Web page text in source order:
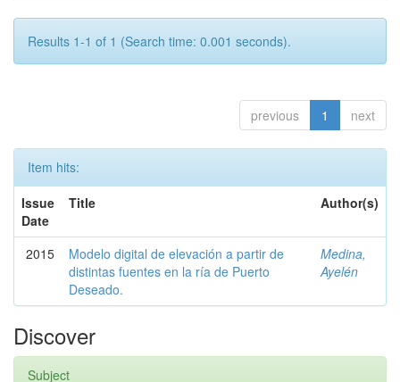
Results 1-1 of 1 (Search time: 0.001 seconds).
previous 1 next
Item hits:
Issue
Date
Title Author(s)
2015
Modelo digital de elevación a partir de
distintas fuentes en la ría de Puerto
Deseado.
Medina,
Ayelén
Discover
Subject